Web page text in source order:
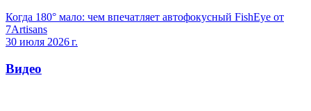
Когда 180° мало: чем впечатляет автофокусный FishEye от
7Artisans
30 июля 2026 г.
Видео